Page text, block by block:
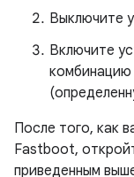
Выключите
Включите
комбинацию
После того, как
Fastboot,
приведенным